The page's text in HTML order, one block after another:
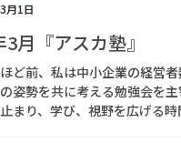
月1日
月『アスカ塾』
ど前、私は中小企業の経営
姿勢を共に考える勉強会を
まり、学び、視野を広げる